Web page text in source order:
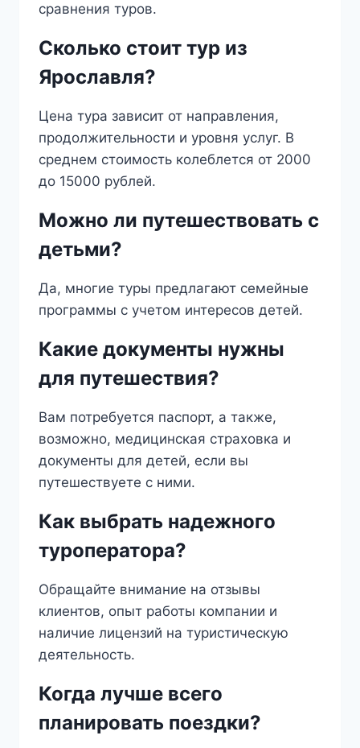
сравнения туров.
Сколько стоит тур из
Ярославля?
Цена тура зависит от направления,
продолжительности и уровня услуг. В
среднем стоимость колеблется от 2000
до 15000 рублей.
Можно ли путешествовать с
детьми?
Да, многие туры предлагают семейные
программы с учетом интересов детей.
Какие документы нужны
для путешествия?
Вам потребуется паспорт, а также,
возможно, медицинская страховка и
документы для детей, если вы
путешествуете с ними.
Как выбрать надежного
туроператора?
Обращайте внимание на отзывы
клиентов, опыт работы компании и
наличие лицензий на туристическую
деятельность.
Когда лучше всего
планировать поездки?